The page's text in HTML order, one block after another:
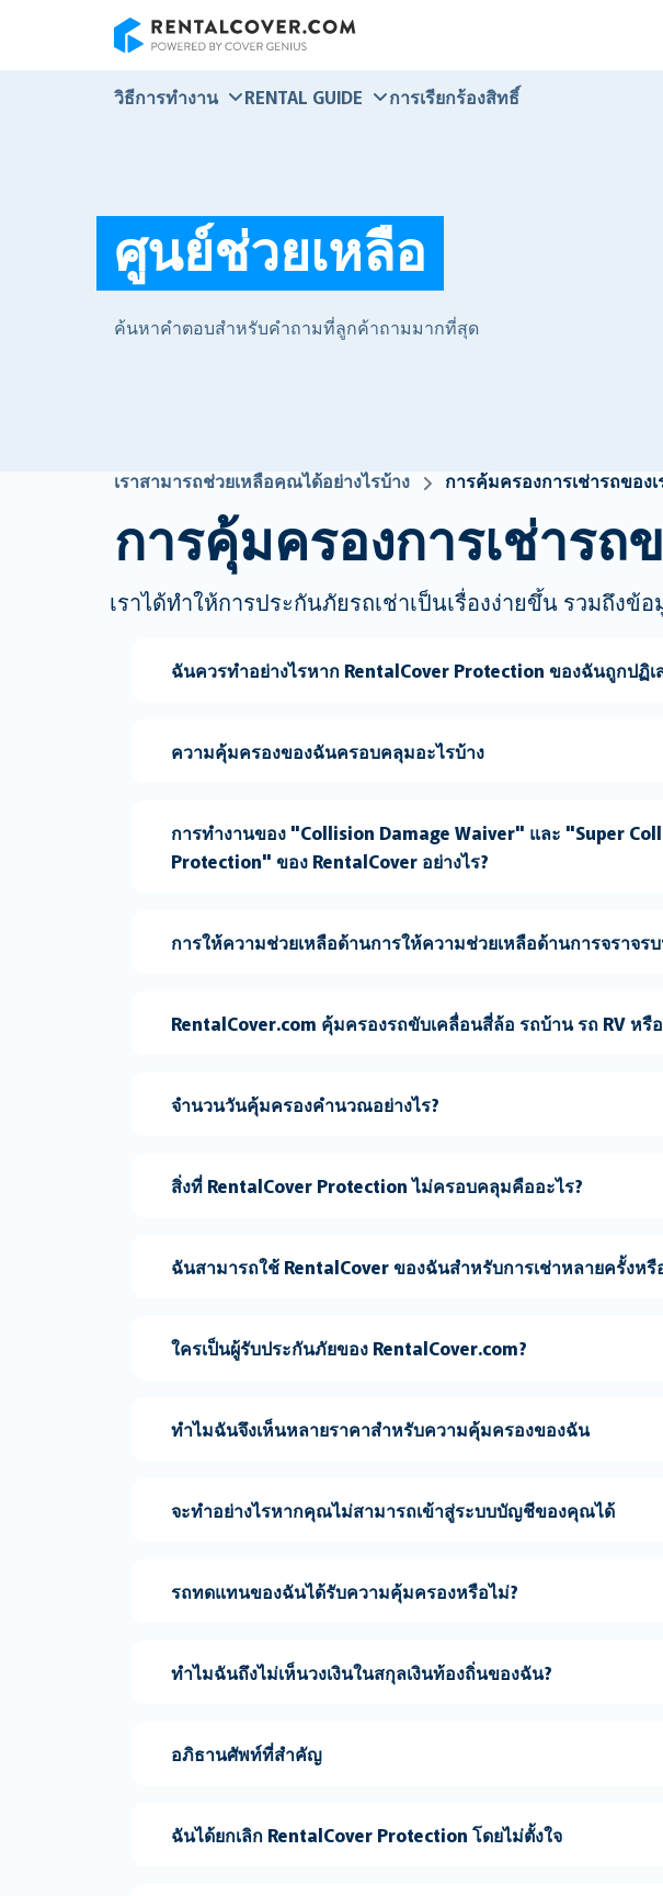
วิธีการทำงาน RENTAL GUIDE การเรียกร้องสิทธิ์
ศูนย์ช่วยเหลือ
ค้นหาคำตอบสำหรับคำถามที่ลูกค้าถามมากที่สุด
เราสามารถช่วยเหลือคุณได้อย่างไรบ้าง การคุ้มครองการเช่ารถของ
การคุ้มครองการเช่ารถ
เราได้ทำให้การประกันภัยรถเช่าเป็นเรื่องง่ายขึ้น รวมถึง
ฉันควรทำอย่างไรหาก RentalCover Protection ของฉันถูกปฏิเ
ความคุ้มครองของฉันครอบคลุมอะไรบ้าง
การทำงานของ "Collision Damage Waiver" และ "Super
Protection" ของ RentalCover อย่างไร?
การให้ความช่วยเหลือด้านการให้ความช่วยเหลือด้านการจราจ
RentalCover.com คุ้มครองรถขับเคลื่อนสี่ล้อ รถบ้าน รถ RV ห
จำนวนวันคุ้มครองคำนวณอย่างไร?
สิ่งที่ RentalCover Protection ไม่ครอบคลุมคืออะไร?
ฉันสามารถใช้ RentalCover ของฉันสำหรับการเช่าหลายครั้งหรื
ใครเป็นผู้รับประกันภัยของ RentalCover.com?
ทำไมฉันจึงเห็นหลายราคาสำหรับความคุ้มครองของฉัน
จะทำอย่างไรหากคุณไม่สามารถเข้าสู่ระบบบัญชีของคุณได้
รถทดแทนของฉันได้รับความคุ้มครองหรือไม่?
ทำไมฉันถึงไม่เห็นวงเงินในสกุลเงินท้องถิ่นของฉัน?
อภิธานศัพท์ที่สำคัญ
ฉันได้ยกเลิก RentalCover Protection โดยไม่ตั้งใจ